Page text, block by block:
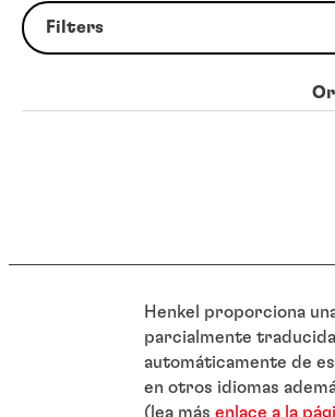
Filters
Henkel proporciona
parcialmente traducida
automáticamente de
en otros idiomas
(lea más enlace a la